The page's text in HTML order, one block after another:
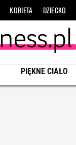
KOBIETA DZIECKO
PIĘKNE CIAŁO